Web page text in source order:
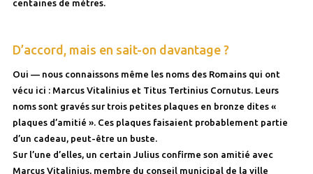
centaines de mètres.
D’accord, mais en sait-on davantage ?
Oui — nous connaissons même les noms des Romains qui ont
vécu ici : Marcus Vitalinius et Titus Tertinius Cornutus. Leurs
noms sont gravés sur trois petites plaques en bronze dites «
plaques d’amitié ». Ces plaques faisaient probablement partie
d’un cadeau, peut-être un buste.
Sur l’une d’elles, un certain Julius confirme son amitié avec
Marcus Vitalinius, membre du conseil municipal de la ville